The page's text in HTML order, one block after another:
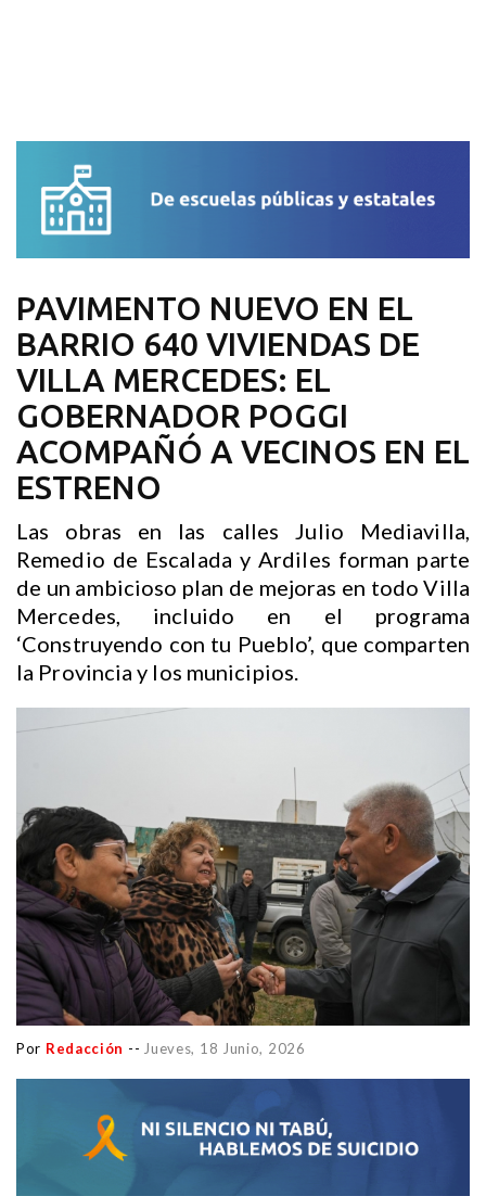
PAVIMENTO NUEVO EN EL
BARRIO 640 VIVIENDAS DE
VILLA MERCEDES: EL
GOBERNADOR POGGI
ACOMPAÑÓ A VECINOS EN EL
ESTRENO
Las obras en las calles Julio Mediavilla,
Remedio de Escalada y Ardiles forman parte
de un ambicioso plan de mejoras en todo Villa
Mercedes, incluido en el programa
‘Construyendo con tu Pueblo’, que comparten
la Provincia y los municipios.
Por Redacción -- Jueves, 18 Junio, 2026